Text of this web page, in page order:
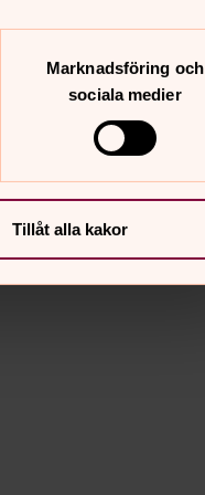
Marknadsföring och
sociala medier
Tillåt alla kakor